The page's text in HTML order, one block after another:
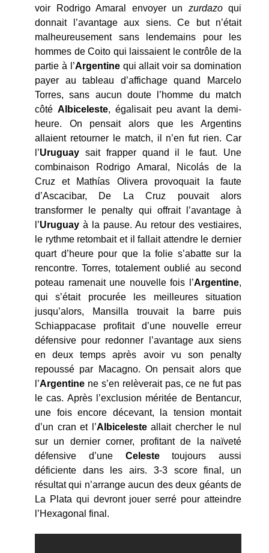
voir Rodrigo Amaral envoyer un zurdazo qui
donnait l’avantage aux siens. Ce but n’était
malheureusement sans lendemains pour les
hommes de Coito qui laissaient le contrôle de la
partie à l’Argentinequi allait voir sa domination
payer au tableau d’affichage quand Marcelo
Torres, sans aucun doute l’homme du match
côté Albiceleste, égalisait peu avant la demi-
heure. On pensait alors que les Argentins
allaient retourner le match, il n’en fut rien. Car
l’Uruguay sait frapper quand il le faut. Une
combinaison Rodrigo Amaral, Nicolás de la
Cruz et Mathías Olivera provoquait la faute
d’Ascacibar, De La Cruz pouvait alors
transformer le penalty qui offrait l’avantage à
l’Uruguay à la pause. Au retour des vestiaires,
le rythme retombait et il fallait attendre le dernier
quart d’heure pour que la folie s’abatte sur la
rencontre. Torres, totalement oublié au second
poteau ramenait une nouvelle fois l’Argentine,
qui s’était procurée les meilleures situation
jusqu’alors, Mansilla trouvait la barre puis
Schiappacase profitait d’une nouvelle erreur
défensive pour redonner l’avantage aux siens
en deux temps après avoir vu son penalty
repoussé par Macagno. On pensait alors que
l’Argentine ne s’en relèverait pas, ce ne fut pas
le cas. Après l’exclusion méritée de Bentancur,
une fois encore décevant, la tension montait
d’un cran et l’Albicelesteallait chercher le nul
sur un dernier corner, profitant de la naïveté
défensive d’une Celestetoujours aussi
déficiente dans les airs. 3-3 score final, un
résultat qui n’arrange aucun des deux géants de
La Plata qui devront jouer serré pour atteindre
l’Hexagonal final.